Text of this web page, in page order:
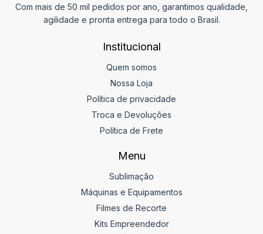
Com mais de 50 mil pedidos por ano, garantimos qualidade,
agilidade e pronta entrega para todo o Brasil.
Institucional
Quem somos
Nossa Loja
Política de privacidade
Troca e Devoluções
Política de Frete
Menu
Sublimação
Máquinas e Equipamentos
Filmes de Recorte
Kits Empreendedor